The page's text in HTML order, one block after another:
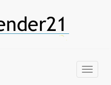
Menu